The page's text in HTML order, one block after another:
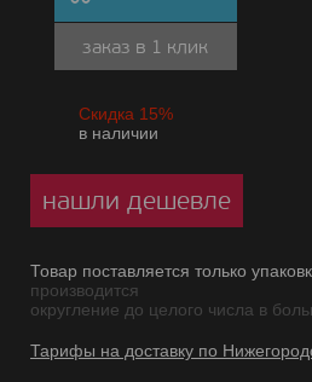
заказ в 1 клик
Скидка 15%
в наличии
нашли дешевле
Товар поставляется только
производится
округление до целого числа в
Тарифы на доставку по